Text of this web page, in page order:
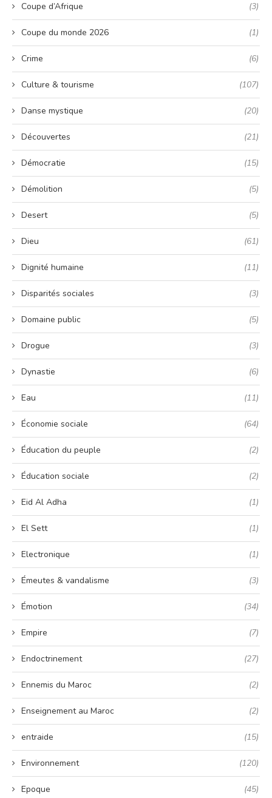
Coupe d’Afrique (3)
Coupe du monde 2026 (1)
Crime (6)
Culture & tourisme (107)
Danse mystique (20)
Découvertes (21)
Démocratie (15)
Démolition (5)
Desert (5)
Dieu (61)
Dignité humaine (11)
Disparités sociales (3)
Domaine public (5)
Drogue (3)
Dynastie (6)
Eau (11)
Économie sociale (64)
Éducation du peuple (2)
Éducation sociale (2)
Eid Al Adha (1)
El Sett (1)
Electronique (1)
Émeutes & vandalisme (3)
Émotion (34)
Empire (7)
Endoctrinement (27)
Ennemis du Maroc (2)
Enseignement au Maroc (2)
entraide (15)
Environnement (120)
Epoque (45)